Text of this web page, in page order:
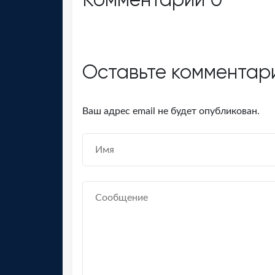
Оставьте
Ваш адрес email не будет опубликован.